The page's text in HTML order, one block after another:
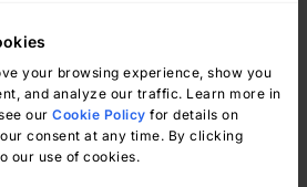
your browsing experience, show you
and analyze our traffic. Learn more in
our Cookie Policy for details on
consent at any time. By clicking
our use of cookies.
Android:
urządzeniami z